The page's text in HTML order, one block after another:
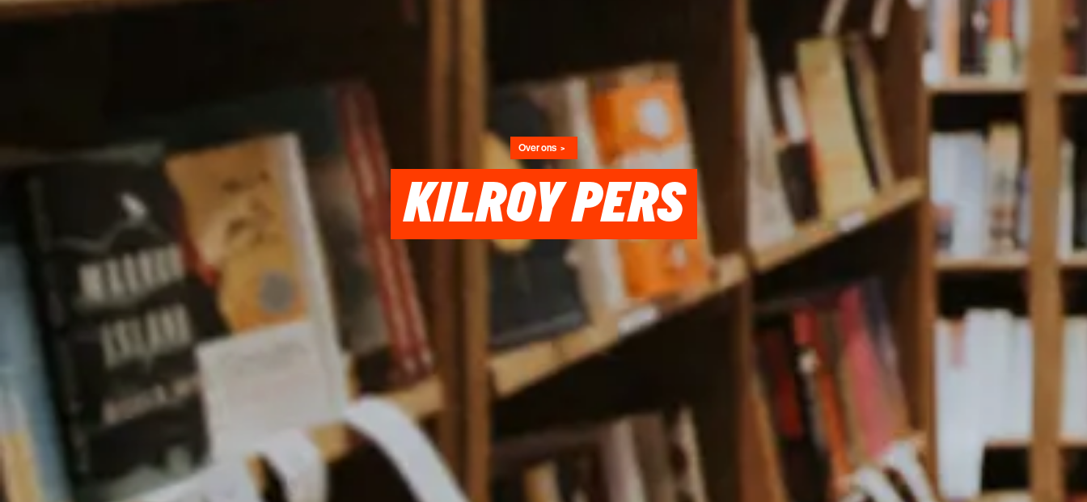
Over ons
KILROY PERS